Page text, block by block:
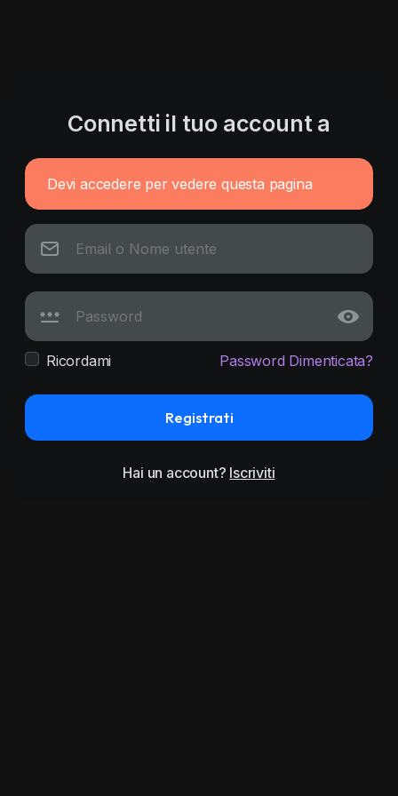
Connetti il tuo account a
Devi accedere per vedere questa pagina
Ricordami Password Dimenticata?
Registrati
Hai un account? Iscriviti